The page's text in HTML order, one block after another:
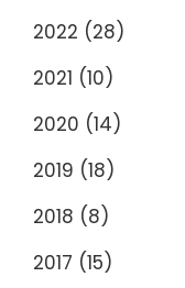
2022 (28)
2021 (10)
2020 (14)
2019 (18)
2018 (8)
2017 (15)